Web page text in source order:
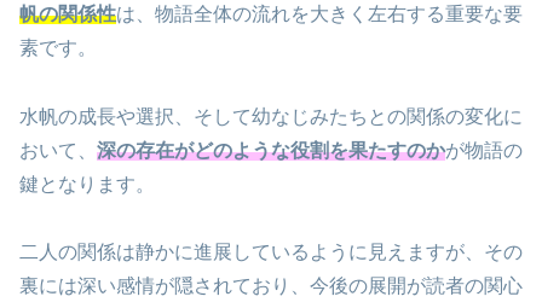
帆の関係性は、物語全体の流れを大きく左右する重要な要
素です。
水帆の成長や選択、そして幼なじみたちとの関係の変化に
おいて、 深の存在がどのような役割を果たすのかが物語の
鍵となります。
二人の関係は静かに進展しているように見えますが、その
裏には深い感情が隠されており、今後の展開が読者の関心